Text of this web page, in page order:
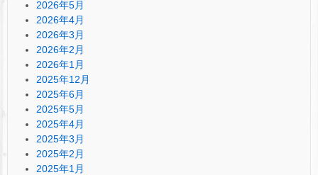
2026年5月
2026年4月
2026年3月
2026年2月
2026年1月
2025年12月
2025年6月
2025年5月
2025年4月
2025年3月
2025年2月
2025年1月